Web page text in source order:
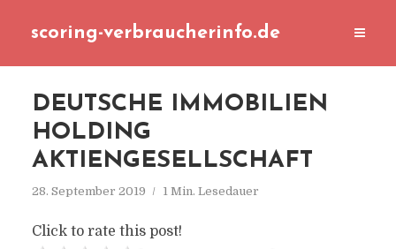
scoring-verbraucherinfo.de
DEUTSCHE IMMOBILIEN
HOLDING
AKTIENGESELLSCHAFT
28. September 2019 1 Min. Lesedauer
Click to rate this post!